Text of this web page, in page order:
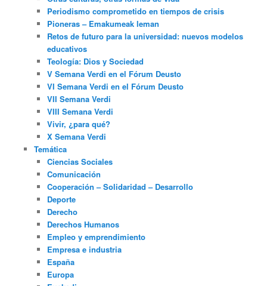
Periodismo comprometido en tiempos de crisis
Pioneras – Emakumeak leman
Retos de futuro para la universidad: nuevos modelos
educativos
Teología: Dios y Sociedad
V Semana Verdi en el Fórum Deusto
VI Semana Verdi en el Fórum Deusto
VII Semana Verdi
VIII Semana Verdi
Vivir, ¿para qué?
X Semana Verdi
Temática
Ciencias Sociales
Comunicación
Cooperación – Solidaridad – Desarrollo
Deporte
Derecho
Derechos Humanos
Empleo y emprendimiento
Empresa e industria
España
Europa